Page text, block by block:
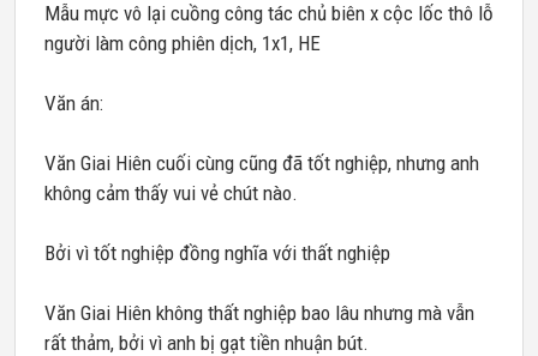
Mẫu mực vô lại cuồng công tác chủ biên x cộc lốc thô lỗ
người làm công phiên dịch, 1x1, HE
Văn án:
Văn Giai Hiên cuối cùng cũng đã tốt nghiệp, nhưng anh
không cảm thấy vui vẻ chút nào.
Bởi vì tốt nghiệp đồng nghĩa với thất nghiệp
Văn Giai Hiên không thất nghiệp bao lâu nhưng mà vẫn
rất thảm, bởi vì anh bị gạt tiền nhuận bút.